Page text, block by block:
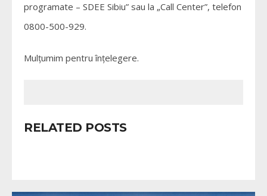
programate – SDEE Sibiu” sau la „Call Center”, telefon
0800-500-929.
Mulţumim pentru înţelegere.
RELATED POSTS